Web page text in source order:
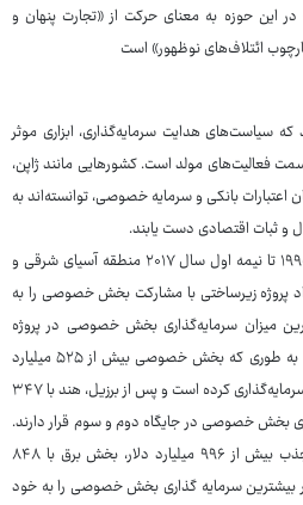
در این حوزه به معنای حرکت از «تجارت پنهان و
ائتلاف‌های نوظهور» است
سیاست‌های هدایت سرمایه‌گذاری، ابزاری موثر
فعالیت‌های مولد است. کشورهایی مانند ژاپن،
بانکی و سرمایه خصوصی، توانسته‌اند به
و ثبات اقتصادی دست یابند.
طبق آمار بانک جهانی، طی بازه دوره ۱۹۹۰ تا نیمه اول سال ۲۰۱۷ منطقه آسیای شرقی و
بیشترین تعداد پروژه زیرساختی با مشارکت بخش خصوصی را به
میزان سرمایه‌گذاری بخش خصوصی در پروژه
زیرساختی مربوط به برزیل بوده است. به طوری که بخش خصوصی بیش از ۵۲۵ میلیارد
دلار در پروژه‌های زیرساختی این کشور سرمایه‌گذاری کرده است و پس از برزیل، هند با ۳۴۷
گذاری بخش خصوصی در جایگاه دوم و سوم قرار دارند.
بخش فناوری اطلاعات و ارتباطات با جذب بیش از ۹۹۶ میلیارد دلار، بخش برق با ۸۴۸
با ۲۷۲ میلیارد دلار بیشترین سرمایه گذاری بخش خصوصی را به خود